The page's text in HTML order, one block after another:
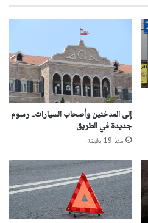
إلى المدخنين وأصحاب السيارات.. رسوم
جديدة في الطريق
منذ 19 دقيقة